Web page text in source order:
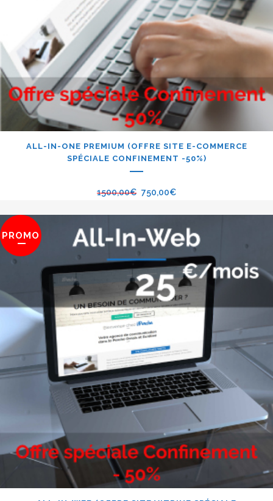
ALL-IN-ONE PREMIUM (OFFRE SITE E-COMMERCE
SPÉCIALE CONFINEMENT -50%)
1500,00€ 750,00€
PROMO